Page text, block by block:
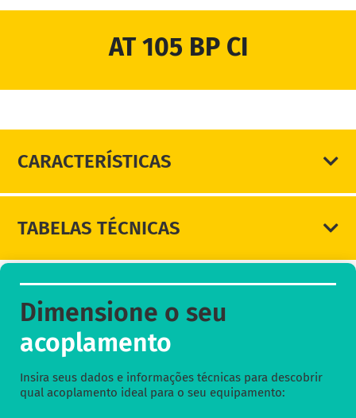
DIMENSIONE SEU ACOPLAMENTO
AT 105 BP CI
CARACTERÍSTICAS
TABELAS TÉCNICAS
Dimensione o seu
acoplamento
Insira seus dados e informações técnicas para descobrir
qual acoplamento ideal para o seu equipamento: